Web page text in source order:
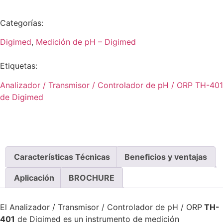
Categorías:
Digimed, Medición de pH – Digimed
Etiquetas:
Analizador / Transmisor / Controlador de pH / ORP TH-401
de Digimed
Características Técnicas Beneficios y ventajas
Aplicación BROCHURE
El Analizador / Transmisor / Controlador de pH / ORP TH-
401 de Digimed es un instrumento de medición